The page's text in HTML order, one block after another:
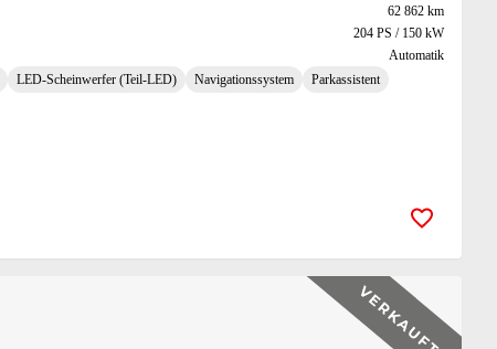
62 862 km
204 PS / 150 kW
Automatik
LED-Scheinwerfer (Teil-LED) Navigationssystem
Parkassistent
Zur
11/2022